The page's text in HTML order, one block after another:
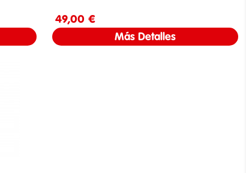
49,00 €
Más Detalles